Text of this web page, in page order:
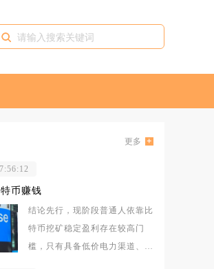
更多
币赚钱
结论先行，现阶段普通人依靠比
特币挖矿稳定盈利存在较高门
槛，只有具备低价电力渠道、选